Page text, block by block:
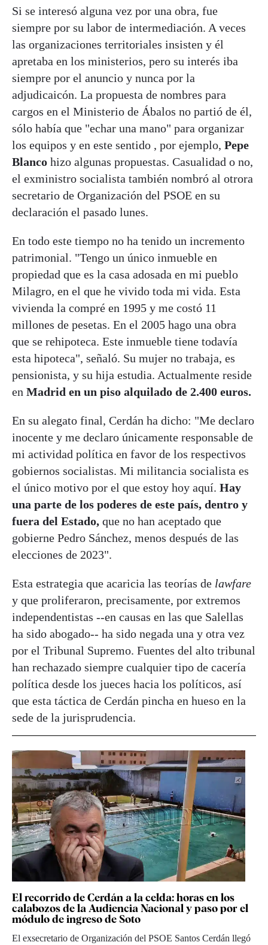
Si se interesó alguna vez por una obra, fue
siempre por su labor de intermediación. A veces
las organizaciones territoriales insisten y él
apretaba en los ministerios, pero su interés iba
siempre por el anuncio y nunca por la
adjudicaicón. La propuesta de nombres para
cargos en el Ministerio de Ábalos no partió de él,
sólo había que "echar una mano" para organizar
los equipos y en este sentido , por ejemplo, Pepe
Blanco hizo algunas propuestas. Casualidad o no,
el exministro socialista también nombró al otrora
secretario de Organización del PSOE en su
declaración el pasado lunes.
En todo este tiempo no ha tenido un incremento
patrimonial. "Tengo un único inmueble en
propiedad que es la casa adosada en mi pueblo
Milagro, en el que he vivido toda mi vida. Esta
vivienda la compré en 1995 y me costó 11
millones de pesetas. En el 2005 hago una obra
que se rehipoteca. Este inmueble tiene todavía
esta hipoteca", señaló. Su mujer no trabaja, es
pensionista, y su hija estudia. Actualmente reside
en Madrid en un piso alquilado de 2.400 euros.
En su alegato final, Cerdán ha dicho: "Me declaro
inocente y me declaro únicamente responsable de
mi actividad política en favor de los respectivos
gobiernos socialistas. Mi militancia socialista es
el único motivo por el que estoy hoy aquí. Hay
una parte de los poderes de este país, dentro y
fuera del Estado, que no han aceptado que
gobierne Pedro Sánchez, menos después de las
elecciones de 2023".
Esta estrategia que acaricia las teorías de lawfare
y que proliferaron, precisamente, por extremos
independentistas --en causas en las que Salellas
ha sido abogado-- ha sido negada una y otra vez
por el Tribunal Supremo. Fuentes del alto tribunal
han rechazado siempre cualquier tipo de cacería
política desde los jueces hacia los políticos, así
que esta táctica de Cerdán pincha en hueso en la
sede de la jurisprudencia.
El recorrido de Cerdán a la celda: horas en los
calabozos de la Audiencia Nacional y paso por el
módulo de ingreso de Soto
El exsecretario de Organización del PSOE Santos Cerdán llegó